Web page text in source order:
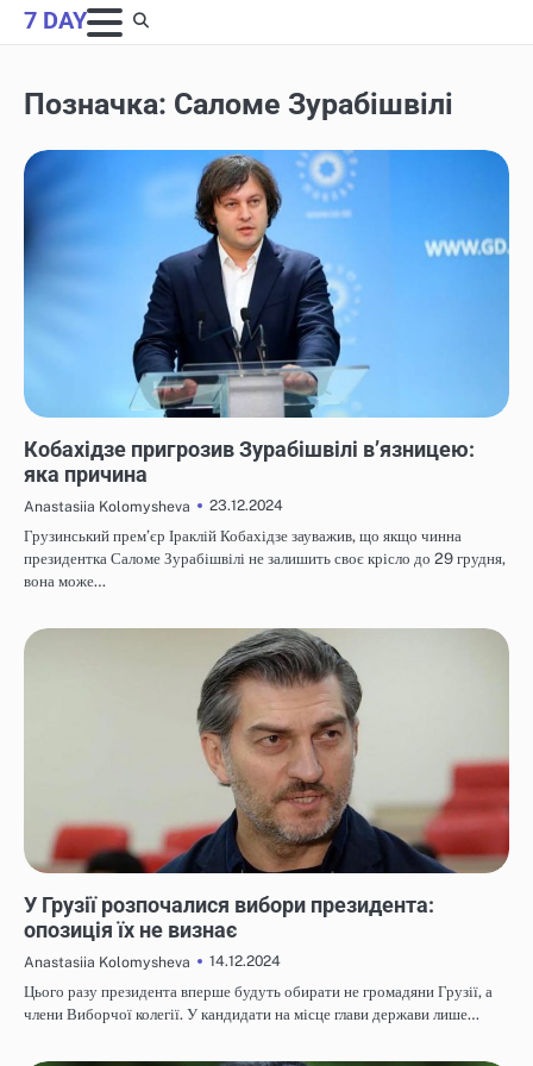
Skip
to
7 DAY
Позначка: Саломе Зурабішвілі
Кобахідзе пригрозив Зурабішвілі в’язницею:
яка причина
Anastasiia Kolomysheva
23.12.2024
Грузинський прем’єр Іраклій Кобахідзе зауважив, що якщо чинна
президентка Саломе Зурабішвілі не залишить своє крісло до 29 грудня,
вона може…
У Грузії розпочалися вибори президента:
опозиція їх не визнає
Anastasiia Kolomysheva
14.12.2024
Цього разу президента вперше будуть обирати не громадяни Грузії, а
члени Виборчої колегії. У кандидати на місце глави держави лише…